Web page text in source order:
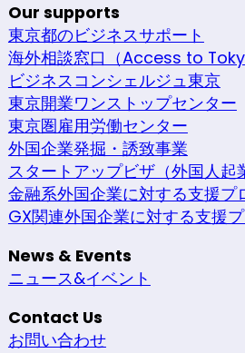
Our supports
東京都のビジネスサポート
海外相談窓口（Access to
ビジネスコンシェルジュ東京
東京開業ワンストップセンター
東京圏雇用労働センター
外国企業発掘・誘致事業
スタートアップビザ（外国人起
金融系外国企業に対する支援プ
GX関連外国企業に対する支援
News & Events
ニュース&イベント
Contact Us
お問い合わせ